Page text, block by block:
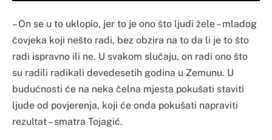
– On se u to uklopio, jer to je ono što ljudi žele – mladog
čovjeka koji nešto radi, bez obzira na to da li je to što
radi ispravno ili ne. U svakom slučaju, on radi ono što
su radili radikali devedesetih godina u Zemunu. U
budućnosti će na neka čelna mjesta pokušati staviti
ljude od povjerenja, koji će onda pokušati napraviti
rezultat – smatra Tojagić.